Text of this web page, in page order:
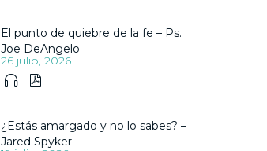
El punto de quiebre de la fe – Ps.
Joe DeAngelo
26 julio, 2026
 
¿Estás amargado y no lo sabes? –
Jared Spyker